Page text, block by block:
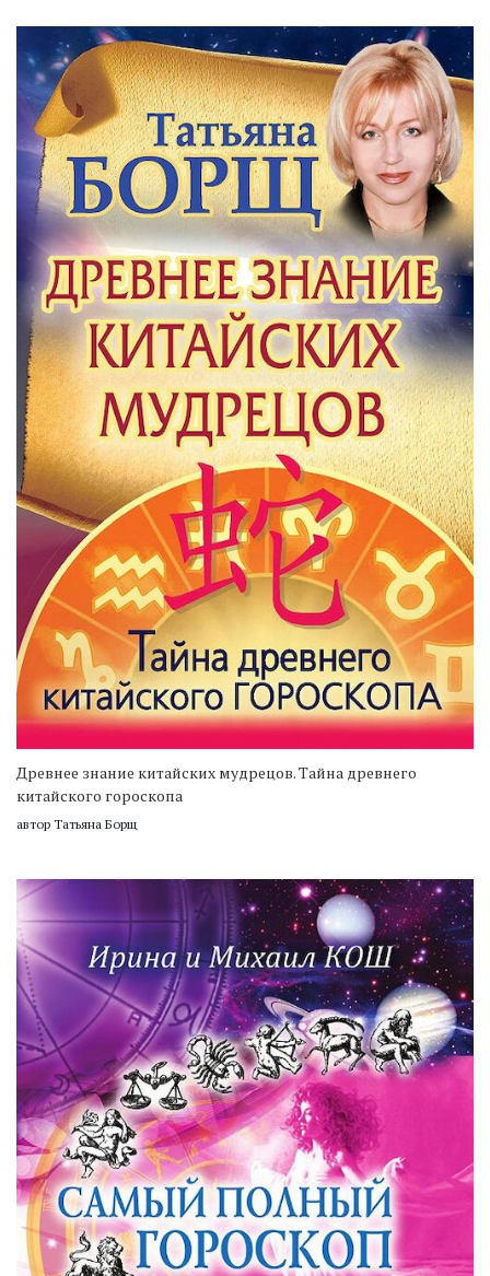
Древнее знание китайских мудрецов. Тайна древнего
китайского гороскопа
автор Татьяна Борщ